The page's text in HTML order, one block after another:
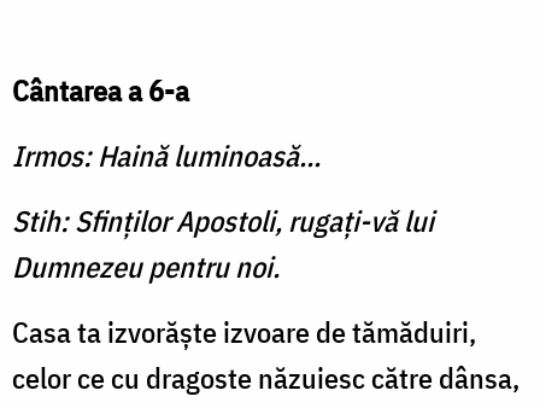
Cântarea a 6-a
Irmos: Haină luminoasă...
Stih: Sfinţilor Apostoli, rugaţi-vă lui
Dumnezeu pentru noi.
Casa ta izvorăşte izvoare de tămăduiri,
celor ce cu dragoste năzuiesc către dânsa,